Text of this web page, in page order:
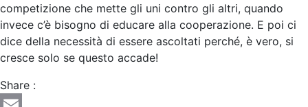
competizione che mette gli uni contro gli altri, quando
invece c’è bisogno di educare alla cooperazione. E poi ci
dice della necessità di essere ascoltati perché, è vero, si
cresce solo se questo accade!
Share :